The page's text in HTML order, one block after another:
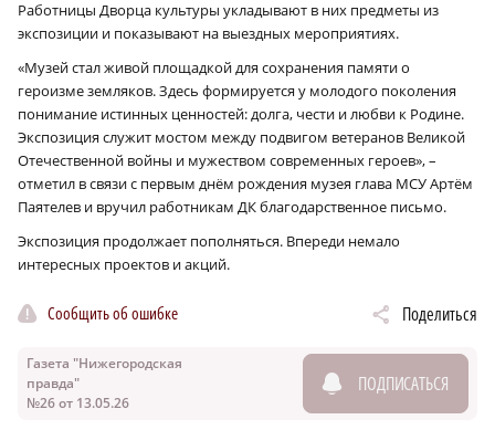
Работницы Дворца культуры укладывают в них предметы из
экспозиции и показывают на выездных мероприятиях.
«Музей стал живой площадкой для сохранения памяти о
героизме земляков. Здесь формируется у молодого поколения
понимание истинных ценностей: долга, чести и любви к Родине.
Экспозиция служит мостом между подвигом ветеранов Великой
Отечественной войны и мужеством современных героев», –
отметил в связи с первым днём рождения музея глава МСУ Артём
Паятелев и вручил работникам ДК благодарственное письмо.
Экспозиция продолжает пополняться. Впереди немало
интересных проектов и акций.
Сообщить об ошибке Поделиться
Газета "Нижегородская
правда"
№26 от 13.05.26
ПОДПИСАТЬСЯ